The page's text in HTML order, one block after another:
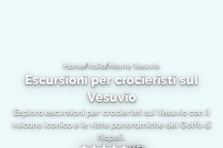
Home/Italia/Monte VesuvioEscursioni per
Escursioni per crocieristi sul
Vesuvio
Esplora escursioni per crocieristi sul Vesuvio con il
vulcano iconico e le viste panoramiche del Golfo di
Napoli.